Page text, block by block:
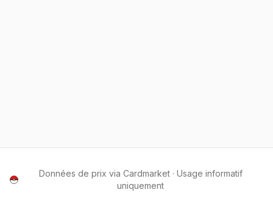
Données de prix via Cardmarket · Usage informatif
uniquement